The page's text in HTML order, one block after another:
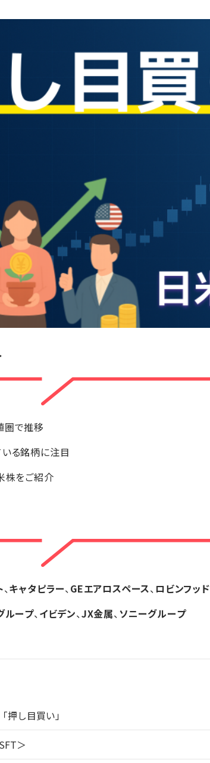
圏で推移
る銘柄に注目
株をご紹介
、キャタピラー、GEエアロスペース、 ロビンフッド
ループ、イビデン、JX金属、ソニーグループ
押し目買い」
＞